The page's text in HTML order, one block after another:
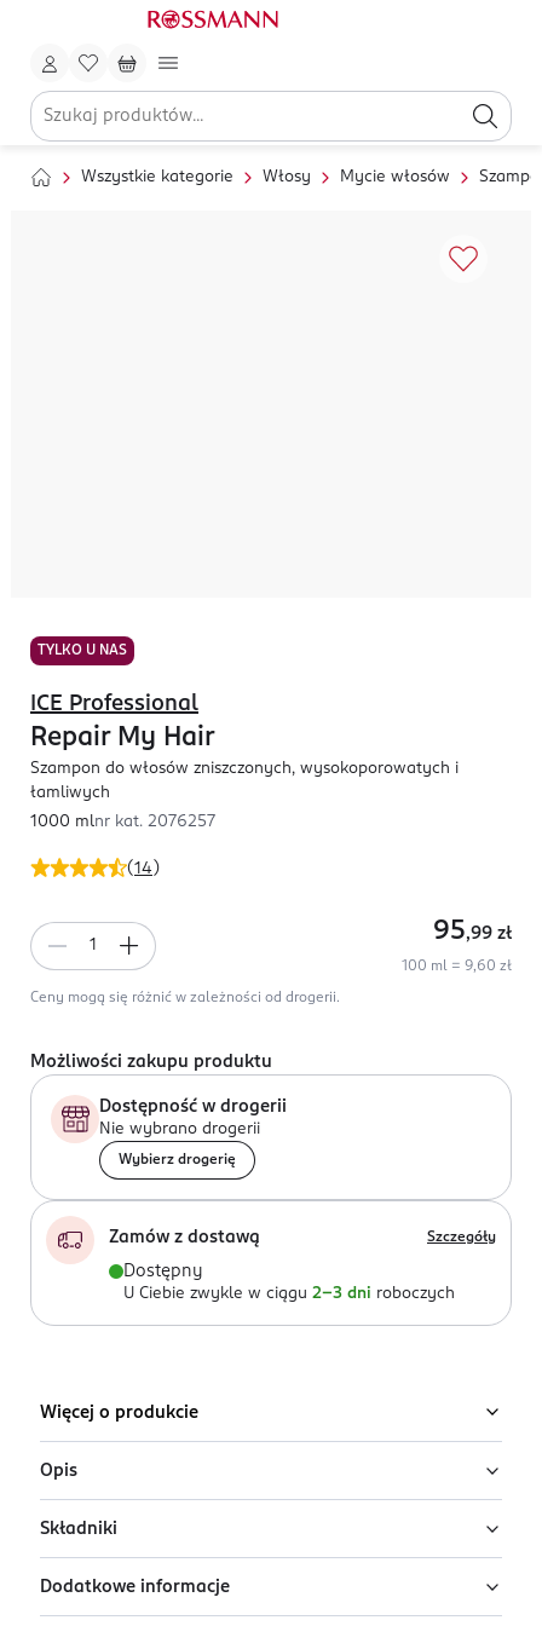
Wszystkie kategorie Włosy Mycie włosów
TYLKO U NAS
(14 )
ICE Professional
Repair My Hair
Szampon do włosów zniszczonych, wysokoporowatych i
łamliwych
1000 mlnr kat. 2076257
95,99 zł
100 ml = 9,60 zł
Ceny mogą się różnić w zależności od drogerii.
Możliwości zakupu produktu
Dostępność w drogerii
Nie wybrano drogerii
Wybierz drogerię
Zamów z dostawą Szczegóły
Dostępny
U Ciebie zwykle w ciągu 2-3 dni roboczych
Więcej o produkcie
Opis
Odkryj nowy szampon od Ice Professional, gdzie
wegańskie i naturalne formuły łączą się z wiedzą i
doświadczeniem trychologów. Sekret skuteczności leży
w innowacyjnej technologii ekstrakcji
Składniki
Ingredients: Aqua, Sodium Coco-Sulfate, Coco-
Glucoside, Sodium Chloride, Decyl Glucoside,
Dodatkowe informacje